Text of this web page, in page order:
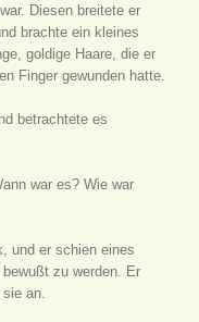
Diesen breitete er
brachte ein kleines
goldige Haare, die er
Finger gewunden hatte.
betrachtete es
war es? Wie war
und er schien eines
zu werden. Er
an.